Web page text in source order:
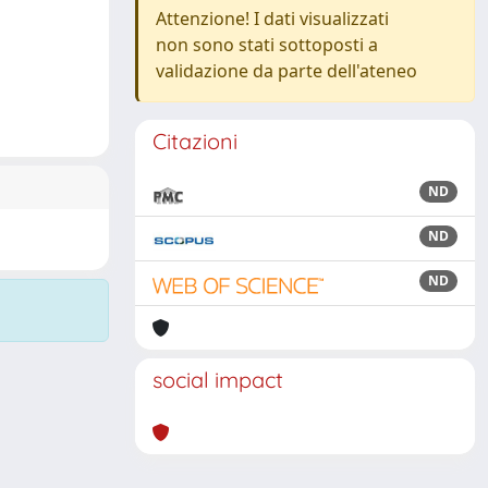
Attenzione! I dati visualizzati
non sono stati sottoposti a
validazione da parte dell'ateneo
Citazioni
ND
ND
ND
social impact